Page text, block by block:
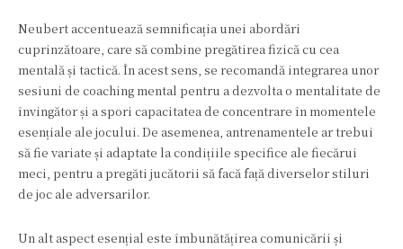
Neubert accentuează semnificația unei abordări
cuprinzătoare, care să combine pregătirea fizică cu cea
mentală și tactică. În acest sens, se recomandă integrarea unor
sesiuni de coaching mental pentru a dezvolta o mentalitate de
învingător și a spori capacitatea de concentrare în momentele
esențiale ale jocului. De asemenea, antrenamentele ar trebui
să fie variate și adaptate la condițiile specifice ale fiecărui
meci, pentru a pregăti jucătorii să facă față diverselor stiluri
de joc ale adversarilor.
Un alt aspect esențial este îmbunătățirea comunicării și